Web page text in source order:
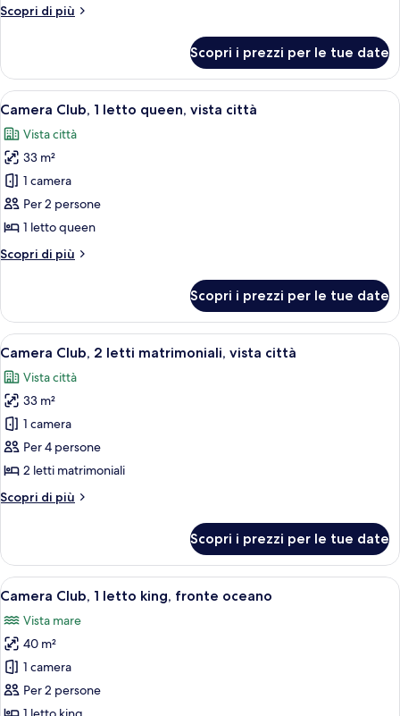
queen,
parziale
Scopri di più
Altri
1
letto
queen,
oceano
parziale
Scopri i prezzi per le tue date
Apri
tutte
le
foto
per
Camera
Club,
letto
città
Un balcone con tavolo e sedie,
7
Camera Club, 1 letto queen, vista città
Vista città
33 m²
1 camera
Per 2 persone
1 letto queen
Scopri di più
Altri
Club,
letto
vista
città
Scopri i prezzi per le tue date
Apri
tutte
le
foto
per
Camera
Club,
letti
città
Un balcone con tavolo e sedie,
7
Camera Club, 2 letti matrimoniali, vista città
Vista città
33 m²
1 camera
Per 4 persone
2 letti matrimoniali
Scopri di più
Altri
Club,
letti
vista
città
Scopri i prezzi per le tue date
Apri
tutte
le
foto
per
Camera
Club,
Una camera d'albergo con un letto
7
Camera Club, 1 letto king, fronte oceano
Vista mare
40 m²
1 camera
Per 2 persone